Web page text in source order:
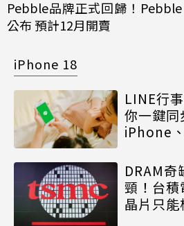
Pebble品牌正式回歸！
公布 預計12月開賣
iPhone 18
LINE行
你一鍵同
iPhone
DRAM
頸！台
晶片只能